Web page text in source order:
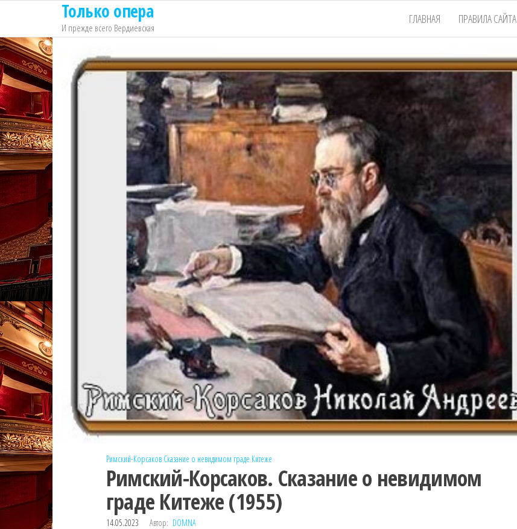
содержимому
Только опера
И прежде всего Вердиевская
ГЛАВНАЯ ПРАВИЛА САЙТА
Римский-Корсаков Сказание о невидимом граде Китеже
Римский-Корсаков. Сказание о невидимом
граде Китеже (1955)
14.05.2023 Автор: DOMNA